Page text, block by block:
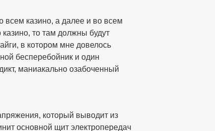
всем казино, а далее и во всем
казино, то там должны будут
в котором мне довелось
бесперебойник и один
маниакально озабоченный
который выводит из
основной щит электропередач